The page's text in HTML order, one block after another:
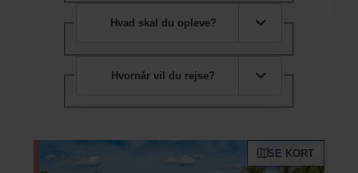
Hvad skal du opleve?
Hvornår vil du rejse?
SE KORT